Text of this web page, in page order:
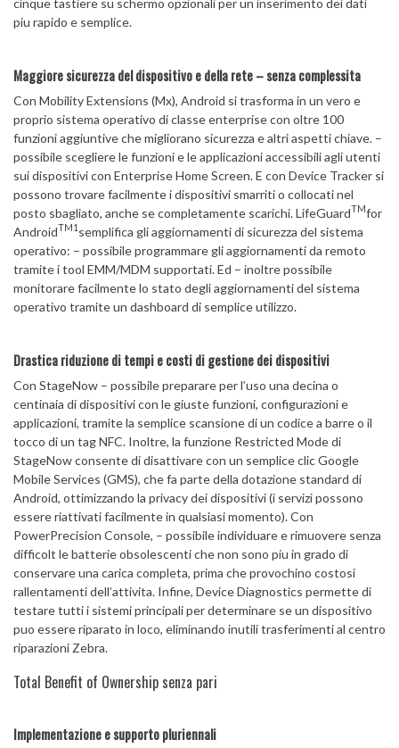
piu rapido e semplice.
Maggiore sicurezza del dispositivo e della rete – senza complessita
Con Mobility Extensions (Mx), Android si trasforma in un vero e
proprio sistema operativo di classe enterprise con oltre 100
funzioni aggiuntive che migliorano sicurezza e altri aspetti chiave. –
possibile scegliere le funzioni e le applicazioni accessibili agli utenti
sui dispositivi con Enterprise Home Screen. E con Device Tracker si
possono trovare facilmente i dispositivi smarriti o collocati nel
posto sbagliato, anche se completamente scarichi. LifeGuardTMfor
AndroidTM 1semplifica gli aggiornamenti di sicurezza del sistema
operativo: – possibile programmare gli aggiornamenti da remoto
tramite i tool EMM/MDM supportati. Ed – inoltre possibile
monitorare facilmente lo stato degli aggiornamenti del sistema
operativo tramite un dashboard di semplice utilizzo.
Drastica riduzione di tempi e costi di gestione dei dispositivi
Con StageNow – possibile preparare per l’uso una decina o
centinaia di dispositivi con le giuste funzioni, configurazioni e
applicazioni, tramite la semplice scansione di un codice a barre o il
tocco di un tag NFC. Inoltre, la funzione Restricted Mode di
StageNow consente di disattivare con un semplice clic Google
Mobile Services (GMS), che fa parte della dotazione standard di
Android, ottimizzando la privacy dei dispositivi (i servizi possono
essere riattivati facilmente in qualsiasi momento). Con
PowerPrecision Console, – possibile individuare e rimuovere senza
difficolt le batterie obsolescenti che non sono piu in grado di
conservare una carica completa, prima che provochino costosi
rallentamenti dell’attivita. Infine, Device Diagnostics permette di
testare tutti i sistemi principali per determinare se un dispositivo
puo essere riparato in loco, eliminando inutili trasferimenti al centro
riparazioni Zebra.
Total Benefit of Ownership senza pari
Implementazione e supporto pluriennali